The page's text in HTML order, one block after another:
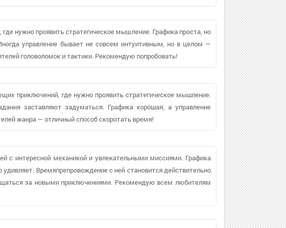
нужно проявить стратегическое мышление. Графика проста, но
управление бывает не совсем интуитивным, но в целом —
головоломок и тактики. Рекомендую попробовать!
приключений, где нужно проявить стратегическое мышление.
заставляют задуматься. Графика хорошая, а управление
жанра — отличный способ скоротать время!
с интересной механикой и увлекательными миссиями. Графика
удивляет. Времяпрепровождение с ней становится действительно
за новыми приключениями. Рекомендую всем любителям